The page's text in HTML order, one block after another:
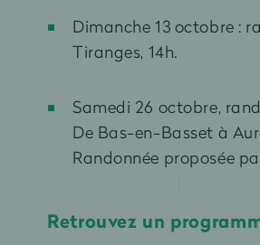
Dimanche 13 octobre :
Tiranges, 14h.
Samedi 26 octobre,
De Bas-en-Basset à
Randonnée proposée
Retrouvez un